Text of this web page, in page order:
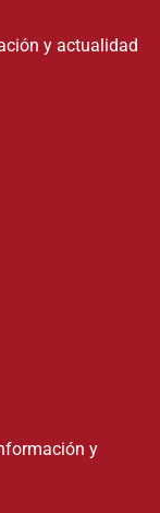
y actualidad
y